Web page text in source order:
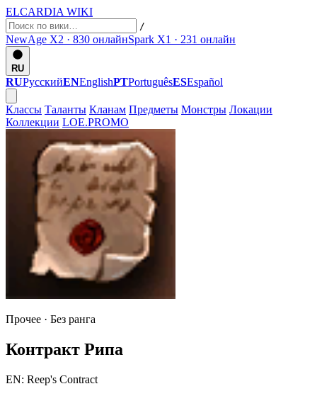
ELCARDIA WIKI
/
NewAge X2 · 830 онлайнSpark X1 · 231 онлайн
RU
RUРусскийENEnglishPTPortuguêsESEspañol
Классы Таланты Кланам Предметы Монстры Локации
Коллекции LOE.PROMO
Прочее · Без ранга
Контракт Рипа
EN: Reep's Contract